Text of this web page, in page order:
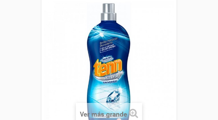
CARNICERÍA Y CHARCUTERÍA
Ver más grande